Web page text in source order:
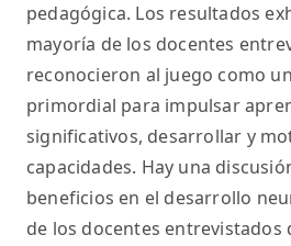
pedagógica. Los resultados
mayoría de los docentes
reconocieron al juego como
primordial para impulsar
significativos, desarrollar y
capacidades. Hay una
beneficios en el desarrollo
de los docentes entrevistados